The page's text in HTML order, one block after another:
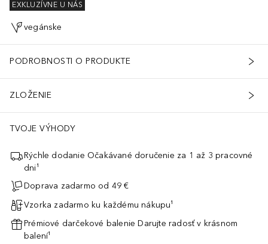
EXKLUZÍVNE U NÁS
vegánske
PODROBNOSTI O PRODUKTE
ZLOŽENIE
TVOJE VÝHODY
Rýchle dodanie Očakávané doručenie za 1 až 3 pracovné
dni¹
Doprava zadarmo od 49 €
Vzorka zadarmo ku každému nákupu¹
Prémiové darčekové balenie Darujte radosť v krásnom
balení¹